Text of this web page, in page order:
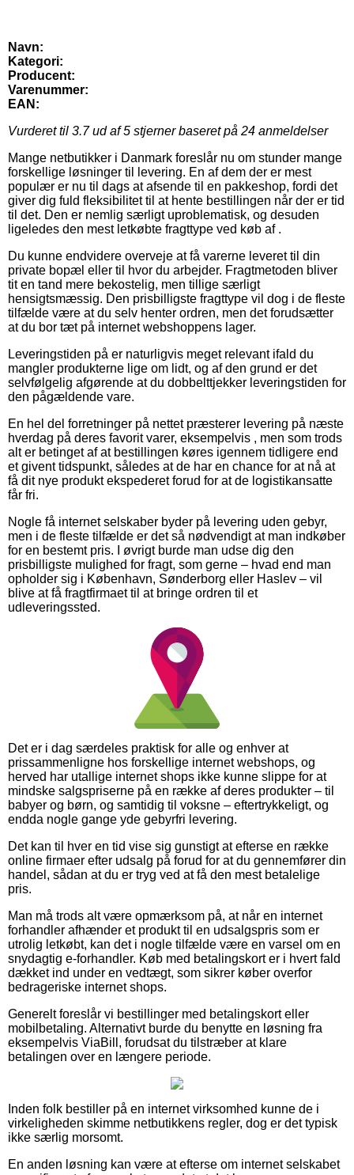
Navn:
Kategori:
Producent:
Varenummer:
EAN:
Vurderet til 3.7ud af 5 stjerner baseret på 24 anmeldelser
Mange netbutikker i Danmark foreslår nu om stunder mange
forskellige løsninger til levering. En af dem der er mest
populær er nu til dags at afsende til en pakkeshop, fordi det
giver dig fuld fleksibilitet til at hente bestillingen når der er tid
til det. Den er nemlig særligt uproblematisk, og desuden
ligeledes den mest letkøbte fragttype ved køb af .
Du kunne endvidere overveje at få varerne leveret til din
private bopæl eller til hvor du arbejder. Fragtmetoden bliver
tit en tand mere bekostelig, men tillige særligt
hensigtsmæssig. Den prisbilligste fragttype vil dog i de fleste
tilfælde være at du selv henter ordren, men det forudsætter
at du bor tæt på internet webshoppens lager.
Leveringstiden på er naturligvis meget relevant ifald du
mangler produkterne lige om lidt, og af den grund er det
selvfølgelig afgørende at du dobbelttjekker leveringstiden for
den pågældende vare.
En hel del forretninger på nettet præsterer levering på næste
hverdag på deres favorit varer, eksempelvis , men som trods
alt er betinget af at bestillingen køres igennem tidligere end
et givent tidspunkt, således at de har en chance for at nå at
få dit nye produkt ekspederet forud for at de logistikansatte
får fri.
Nogle få internet selskaber byder på levering uden gebyr,
men i de fleste tilfælde er det så nødvendigt at man indkøber
for en bestemt pris. I øvrigt burde man udse dig den
prisbilligste mulighed for fragt, som gerne – hvad end man
opholder sig i København, Sønderborg eller Haslev – vil
blive at få fragtfirmaet til at bringe ordren til et
udleveringssted.
Det er i dag særdeles praktisk for alle og enhver at
prissammenligne hos forskellige internet webshops, og
herved har utallige internet shops ikke kunne slippe for at
mindske salgspriserne på en række af deres produkter – til
babyer og børn, og samtidig til voksne – eftertrykkeligt, og
endda nogle gange yde gebyrfri levering.
Det kan til hver en tid vise sig gunstigt at efterse en række
online firmaer efter udsalg på forud for at du gennemfører din
handel, sådan at du er tryg ved at få den mest betalelige
pris.
Man må trods alt være opmærksom på, at når en internet
forhandler afhænder et produkt til en udsalgspris som er
utrolig letkøbt, kan det i nogle tilfælde være en varsel om en
snydagtig e-forhandler. Køb med betalingskort er i hvert fald
dækket ind under en vedtægt, som sikrer køber overfor
bedrageriske internet shops.
Generelt foreslår vi bestillinger med betalingskort eller
mobilbetaling. Alternativt burde du benytte en løsning fra
eksempelvis ViaBill, forudsat du tilstræber at klare
betalingen over en længere periode.
Inden folk bestiller på en internet virksomhed kunne de i
virkeligheden skimme netbutikkens regler, dog er det typisk
ikke særlig morsomt.
En anden løsning kan være at efterse om internet selskabet